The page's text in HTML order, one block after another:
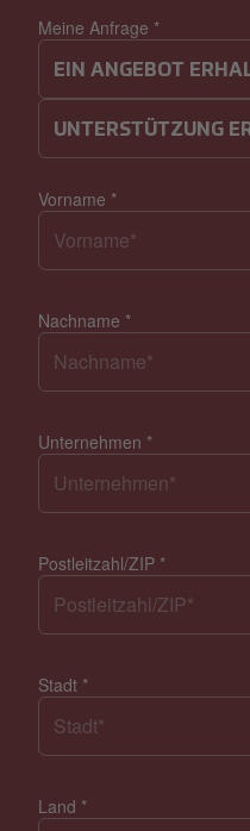
Meine Anfrage *
EIN ANGEBOT
UNTERSTÜTZUNG
Vorname *
Nachname *
Unternehmen *
Postleitzahl/ZIP *
Stadt *
Land *